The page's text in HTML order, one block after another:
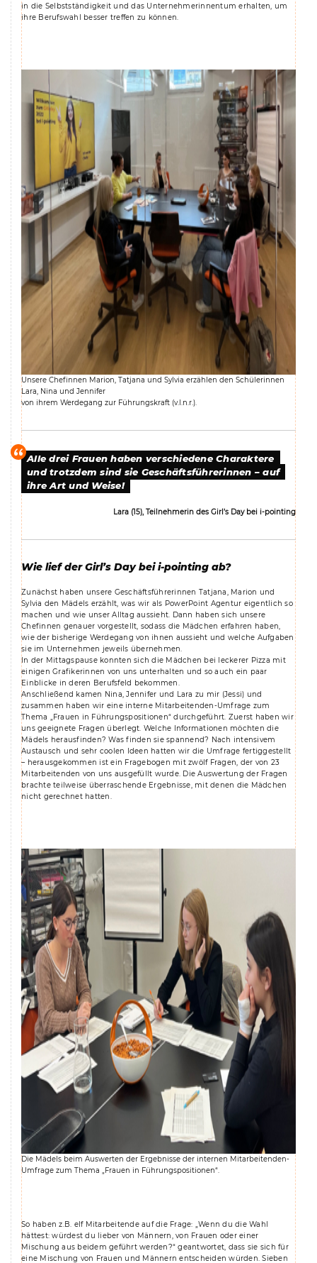
in die Selbstständigkeit und das Unternehmerinnentum erhalten, um
ihre Berufswahl besser treffen zu können.
Unsere Chefinnen Marion, Tatjana und Sylvia erzählen den Schülerinnen
Lara, Nina und Jennifer
von ihrem Werdegang zur Führungskraft (v.l.n.r.).
Alle drei Frauen haben verschiedene Charaktere
und trotzdem sind sie Geschäftsführerinnen – auf
ihre Art und Weise!
Lara (15), Teilnehmerin des Girl’s Day bei i-pointing
Wie lief der Girl’s Day bei i-pointing ab?
Zunächst haben unsere Geschäftsführerinnen Tatjana, Marion und
Sylvia den Mädels erzählt, was wir als PowerPoint Agentur eigentlich so
machen und wie unser Alltag aussieht. Dann haben sich unsere
Chefinnen genauer vorgestellt, sodass die Mädchen erfahren haben,
wie der bisherige Werdegang von ihnen aussieht und welche Aufgaben
sie im Unternehmen jeweils übernehmen.
In der Mittagspause konnten sich die Mädchen bei leckerer Pizza mit
einigen Grafikerinnen von uns unterhalten und so auch ein paar
Einblicke in deren Berufsfeld bekommen.
Anschließend kamen Nina, Jennifer und Lara zu mir (Jessi) und
zusammen haben wir eine interne Mitarbeitenden-Umfrage zum
Thema „Frauen in Führungspositionen“ durchgeführt. Zuerst haben wir
uns geeignete Fragen überlegt. Welche Informationen möchten die
Mädels herausfinden? Was finden sie spannend? Nach intensivem
Austausch und sehr coolen Ideen hatten wir die Umfrage fertiggestellt
– herausgekommen ist ein Fragebogen mit zwölf Fragen, der von 23
Mitarbeitenden von uns ausgefüllt wurde. Die Auswertung der Fragen
brachte teilweise überraschende Ergebnisse, mit denen die Mädchen
nicht gerechnet hatten.
Die Mädels beim Auswerten der Ergebnisse der internen Mitarbeitenden-
Umfrage zum Thema „Frauen in Führungspositionen“.
So haben z.B. elf Mitarbeitende auf die Frage: „Wenn du die Wahl
hättest: würdest du lieber von Männern, von Frauen oder einer
Mischung aus beidem geführt werden?“ geantwortet, dass sie sich für
eine Mischung von Frauen und Männern entscheiden würden. Sieben